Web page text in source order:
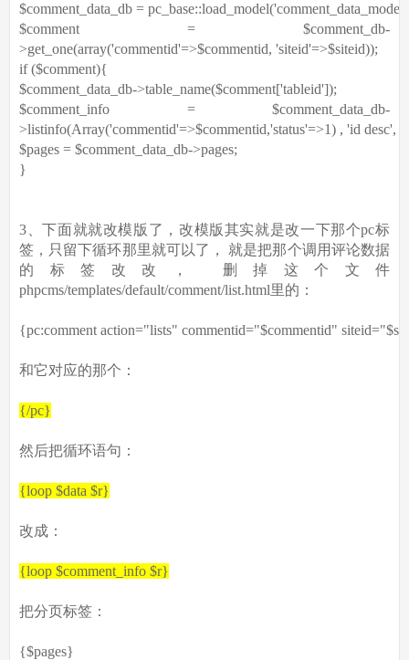
$comment_data_db = pc_base::load_model('comment_data_model'
$comment = $comment_db-
>get_one(array('commentid'=>$commentid, 'siteid'=>$siteid));
if($comment){
$comment_data_db->table_name($comment['tableid']);
$comment_info = $comment_data_db-
>listinfo(Array('commentid'=>$commentid,'status'=>1) , 'id desc',
$pages = $comment_data_db->pages;
}
3、下面就就改模版了，改模版其实就是改一下那个pc标
签，只留下循环那里就可以了， 就是把那个调用评论数据
的标签改改， 删掉这个文件
phpcms/templates/default/comment/list.html里的：
{pc:comment action="lists" commentid="$commentid" siteid=
和它对应的那个：
{/pc}
然后把循环语句：
{loop $data $r}
改成：
{loop $comment_info $r}
把分页标签：
{$pages}